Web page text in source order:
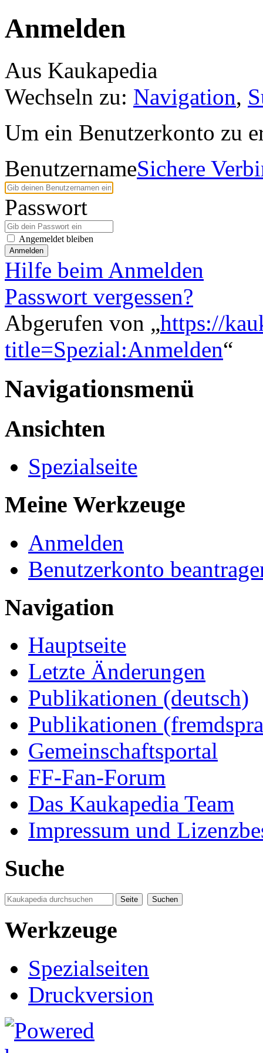
Anmelden
Aus Kaukapedia
Wechseln zu: Navigation,
Um ein Benutzerkonto zu
BenutzernameSichere
Passwort
Angemeldet bleiben
Anmelden
Hilfe beim Anmelden
Passwort vergessen?
Abgerufen von „https://
title=Spezial:Anmelden“
Navigationsmenü
Ansichten
Spezialseite
Meine Werkzeuge
Anmelden
Benutzerkonto
Navigation
Hauptseite
Letzte Änderungen
Publikationen (deutsch)
Publikationen
Gemeinschaftsportal
FF-Fan-Forum
Das Kaukapedia Team
Impressum und
Suche
Werkzeuge
Spezialseiten
Druckversion